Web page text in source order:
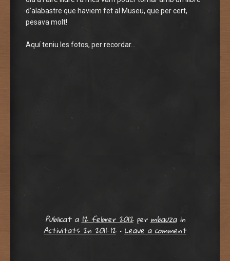
d’alabastre que haviem fet al Museu, que per cert,
pesava molt!
Aquí teniu les fotos, per recordar…
Publicat a12 febrer 2012permbauza in
Activitats 2n 2011-12 •Leave a comment